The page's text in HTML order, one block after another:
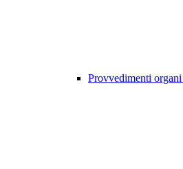
Provvedimenti